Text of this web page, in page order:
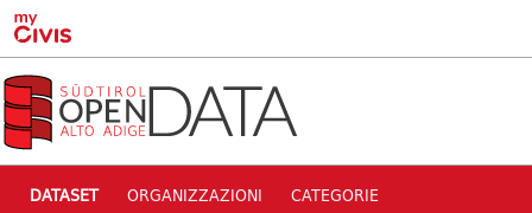
Skip to main content
DATASET ORGANIZZAZIONI CATEGORIE